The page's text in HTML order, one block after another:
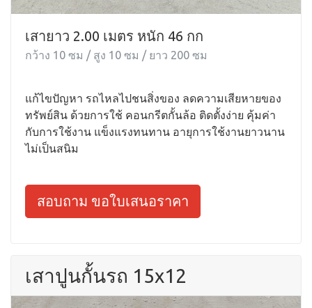
เสายาว 2.00 เมตร หนัก 46 กก
กว้าง 10 ซม / สูง 10 ซม / ยาว 200 ซม
แก้ไขปัญหา รถไหลไปชนสิ่งของ ลดความเสียหายของ
ทรัพย์สิน ด้วยการใช้ คอนกรีตกั้นล้อ ติดตั้งง่าย คุ้มค่า
กับการใช้งาน แข็งแรงทนทาน อายุการใช้งานยาวนาน
ไม่เป็นสนิม
สอบถาม ขอใบเสนอราคา
เสาปูนกั้นรถ 15x12